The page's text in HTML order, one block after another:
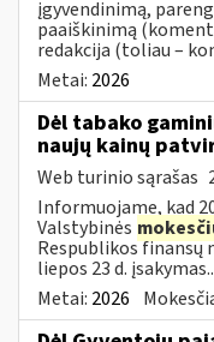
įgyvendinimą,
paaiškinimą
redakcija (toliau –
Metai: 2026
Dėl tabako
naujų kainų
Web turinio sąrašas
Informuojame, kad
Valstybinės
Respublikos finansų
liepos 23 d.
Metai: 2026